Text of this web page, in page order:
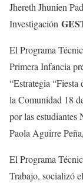
Jhereth Jhunien
Investigación
El Programa
Primera Infancia
“Estrategia
la Comunidad 18
por las
Paola Aguirre
El Programa
Trabajo, socializó